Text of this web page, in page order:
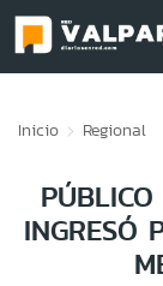
Inicio Regional
INGRESÓ